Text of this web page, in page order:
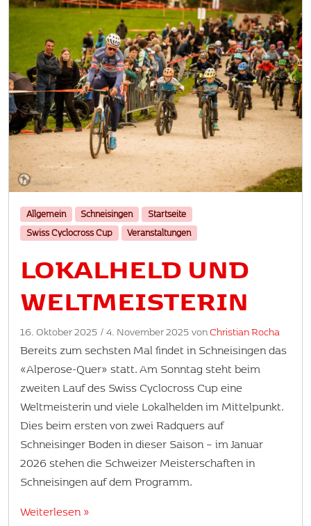
Allgemein Schneisingen
Startseite
Swiss Cyclocross Cup
Veranstaltungen
LOKALHELD UND
WELTMEISTERIN
16. Oktober 2025 / 4. November 2025 vonChristian Rocha
Bereits zum sechsten Mal findet in Schneisingen das
«Alperose-Quer» statt. Am Sonntag steht beim
zweiten Lauf des Swiss Cyclocross Cup eine
Weltmeisterin und viele Lokalhelden im Mittelpunkt.
Dies beim ersten von zwei Radquers auf
Schneisinger Boden in dieser Saison – im Januar
2026 stehen die Schweizer Meisterschaften in
Schneisingen auf dem Programm.
Weiterlesen »